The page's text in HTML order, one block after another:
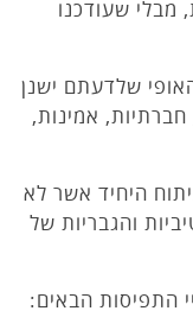
מבלי שעודכנו
שלדעתם ישנן
אמינות,
היחיד אשר לא
והגבריות של
התפיסות הבאים: